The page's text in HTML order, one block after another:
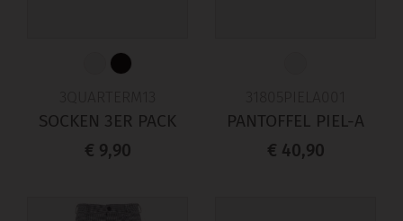
SOCKEN 3ER PACK
€ 9,90
PANTOFFEL PIEL-A
€ 40,90